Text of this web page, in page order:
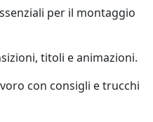
per il montaggio
titoli e animazioni.
con consigli e trucchi